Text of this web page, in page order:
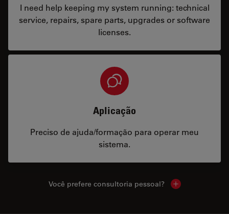
I need help keeping my system running: technical
service, repairs, spare parts, upgrades or software
licenses.
Aplicação
Preciso de ajuda/formação para operar meu
sistema.
Você prefere consultoria pessoal? Show local